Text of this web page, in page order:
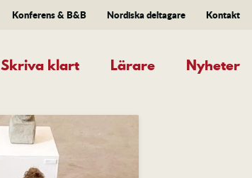
Konferens & B&B Nordiska deltagare Kontakt
Skriva klart Lärare Nyheter